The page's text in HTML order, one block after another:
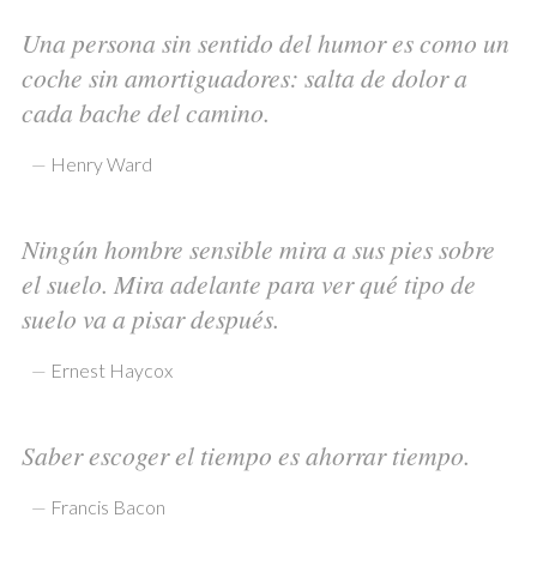
Una persona sin sentido del humor es como un
coche sin amortiguadores: salta de dolor a
cada bache del camino.
— Henry Ward
Ningún hombre sensible mira a sus pies sobre
el suelo. Mira adelante para ver qué tipo de
suelo va a pisar después.
— Ernest Haycox
Saber escoger el tiempo es ahorrar tiempo.
— Francis Bacon